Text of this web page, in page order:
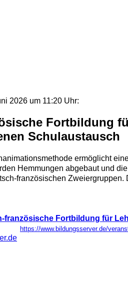
2026 um 11:20 Uhr:
Fortbildung
Schulaustausch
ermöglicht
Hemmungen abgebaut und
französischen
französische Fortbildung für
https://www.bildungsserver.de/